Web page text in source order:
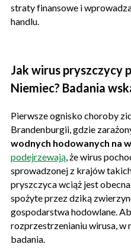
straty finansowe i
handlu.
Jak wirus pryszczycy
Niemiec? Badania
Pierwsze ognisko choroby
Brandenburgii, gdzie
wodnych hodowanych na
podejrzewają , że wirus
sprowadzonej z krajów
pryszczyca wciąż jest
spożyte przez dziką
gospodarstwa hodowlane.
rozprzestrzenianiu wirusa, w
badania.